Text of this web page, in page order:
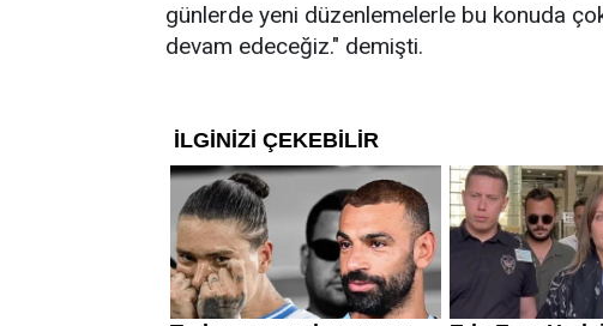
günlerde yeni düzenlemelerle bu konuda
devam edeceğiz." demişti.